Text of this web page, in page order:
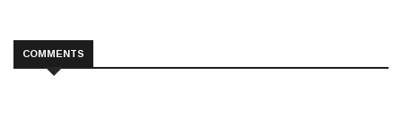
COMMENTS